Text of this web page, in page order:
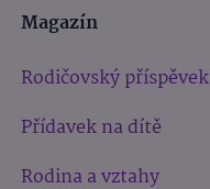
Magazín
Rodičovský příspěvek
Přídavek na dítě
Rodina a vztahy